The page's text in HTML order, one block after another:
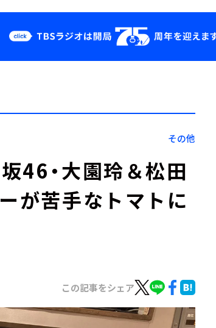
YouTube
その他
46・大園玲＆松田
が苦手なトマトに
この記事をシェア